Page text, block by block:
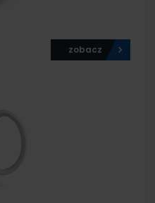
zobacz